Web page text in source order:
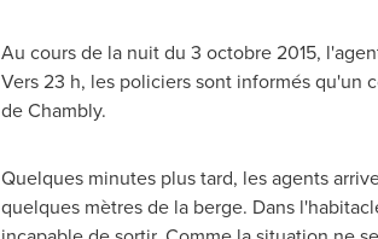
Au cours de la nuit du 3 octobre 2015,
Vers 23 h, les policiers sont informés qu'un
deChambly.
Quelques minutes plus tard, les agents
quelques mètres de la berge. Dans